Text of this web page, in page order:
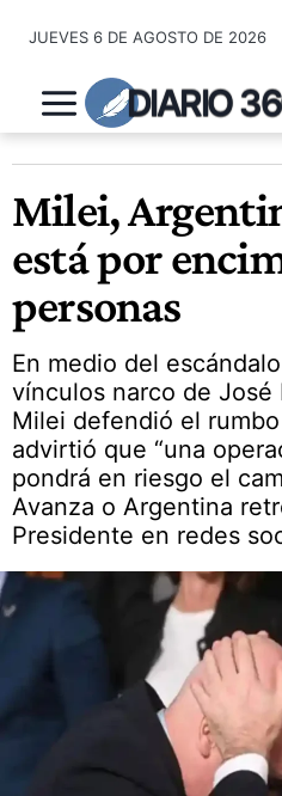
contenido
JUEVES 6 DE AGOSTO DE 2026
DIARIO
Milei,
está por
personas
En medio del
vínculos narco de José
Milei defendió el
advirtió que “una
pondrá en riesgo el
Avanza o Argentina
Presidente en redes